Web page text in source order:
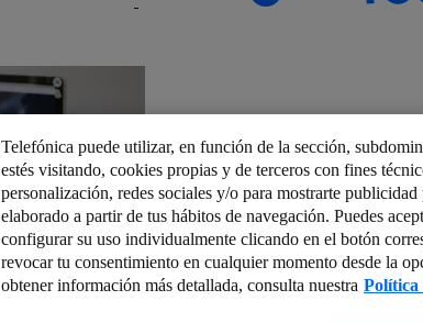
Telefónica puede utilizar, en función de la sección,
estés visitando, cookies propias y de terceros con fines
personalización, redes sociales y/o para mostrarte
elaborado a partir de tus hábitos de navegación. Puedes
configurar su uso individualmente clicando en el botón
revocar tu consentimiento en cualquier momento desde la
obtener información más detallada, consulta nuestra Política